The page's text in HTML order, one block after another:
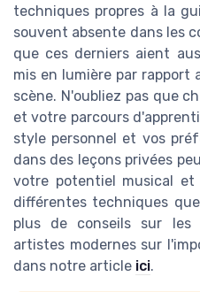
techniques propres à la
souvent absente dans les
que ces derniers aient
mis en lumière par
scène. N'oubliez pas que
et votre parcours
style personnel et vos
dans des leçons privées
votre potentiel musical et
différentes techniques
plus de conseils sur les
artistes modernes sur
dans notre article ici.